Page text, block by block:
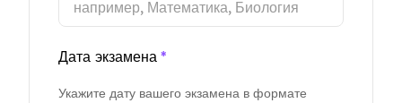
Дата экзамена *
Укажите дату вашего экзамена в формате